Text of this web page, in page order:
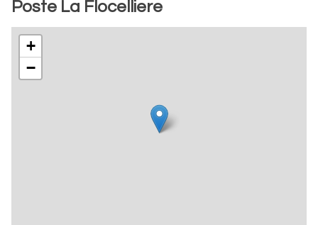
Poste La Flocelliere
+
−